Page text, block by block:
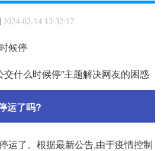
2024-02-14 13:32:17
交什么时候停”主题解决网友的困惑
运了吗?
运了。根据最新公告,由于疫情控制